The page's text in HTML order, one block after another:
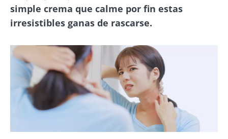
simple crema que calme por fin estas
irresistibles ganas de rascarse.